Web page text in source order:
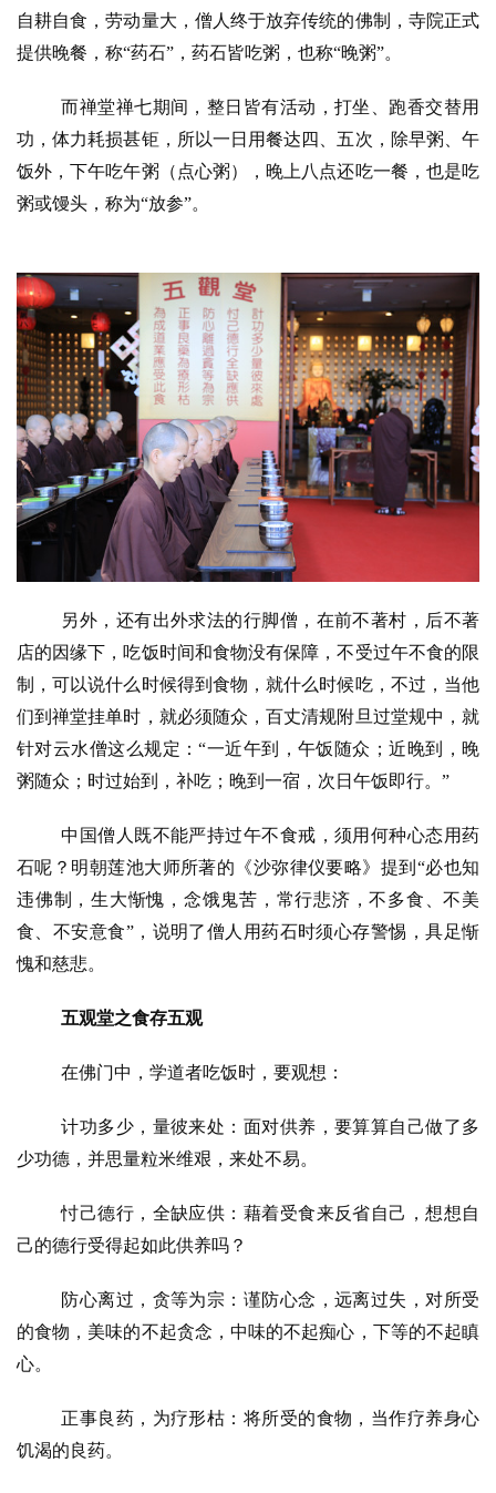
八
音
僧
访
心
自耕自食，劳动量大，僧人终于放弃传统的佛制，寺院正式
提供晚餐，称“药石”，药石皆吃粥，也称“晚粥”。
而禅堂禅七期间，整日皆有活动，打坐、跑香交替用
功，体力耗损甚钜，所以一日用餐达四、五次，除早粥、午
饭外，下午吃午粥（点心粥），晚上八点还吃一餐，也是吃
粥或馒头，称为“放参”。
另外，还有出外求法的行脚僧，在前不著村，后不著
店的因缘下，吃饭时间和食物没有保障，不受过午不食的限
制，可以说什么时候得到食物，就什么时候吃，不过，当他
们到禅堂挂单时，就必须随众，百丈清规附旦过堂规中，就
针对云水僧这么规定：“一近午到，午饭随众；近晚到，晚
粥随众；时过始到，补吃；晚到一宿，次日午饭即行。”
中国僧人既不能严持过午不食戒，须用何种心态用药
石呢？明朝莲池大师所著的《沙弥律仪要略》提到 “必也知
违佛制，生大惭愧，念饿鬼苦，常行悲济，不多食、不美
食、不安意食”，说明了僧人用药石时须心存警惕，具足惭
愧和慈悲。
五观堂之食存五观
在佛门中，学道者吃饭时，要观想：
计功多少，量彼来处：面对供养，要算算自己做了多
少功德，并思量粒米维艰，来处不易。
忖己德行，全缺应供：藉着受食来反省自己，想想自
己的德行受得起如此供养吗？
防心离过，贪等为宗：谨防心念，远离过失，对所受
的食物，美味的不起贪念，中味的不起痴心，下等的不起瞋
心。
正事良药，为疗形枯：将所受的食物，当作疗养身心
饥渴的良药。